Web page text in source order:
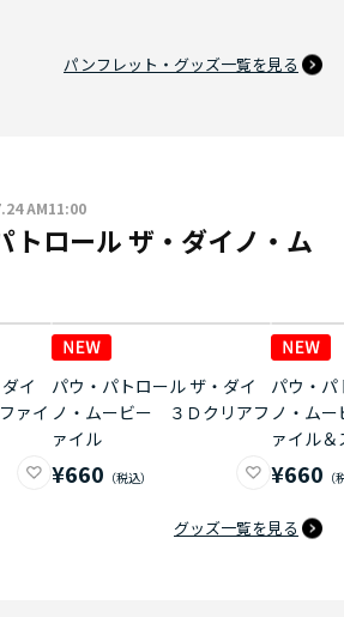
パンフレット・グッズ一覧を見る
AM11:00
トロール ザ・ダイノ・ム
イ
ァイ
パウ・パトロール ザ・ダイ
ノ・ムービー ３Ｄクリアフ
ァイル
¥660
パウ・パ
ノ・ム
ァイル
¥660
グッズ一覧を見る